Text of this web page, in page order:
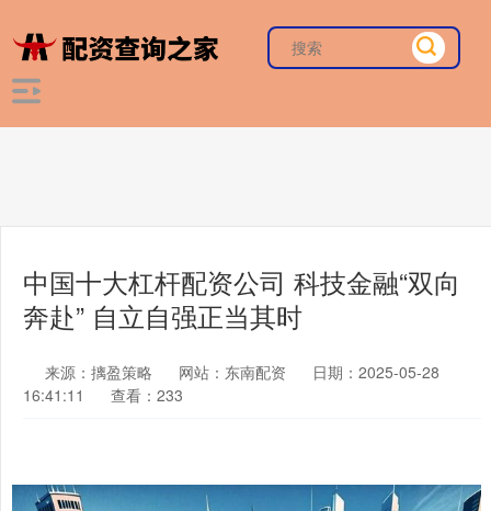
中国十大杠杆配资公司 科技金融“双向
奔赴” 自立自强正当其时
来源：摛盈策略 网站：东南配资
日期：2025-05-28
16:41:11
查看：233